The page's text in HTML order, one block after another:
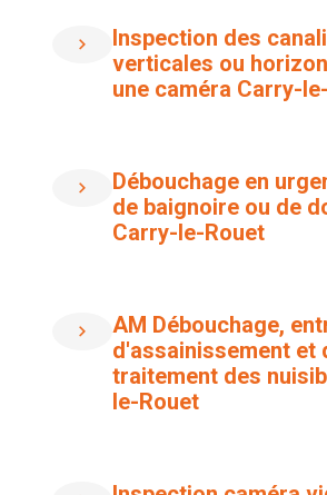
Inspection des
verticales ou
une caméra Carry-
Débouchage en
de baignoire ou de
Carry-le-Rouet
AM Débouchage,
d'assainissement et
traitement des
le-Rouet